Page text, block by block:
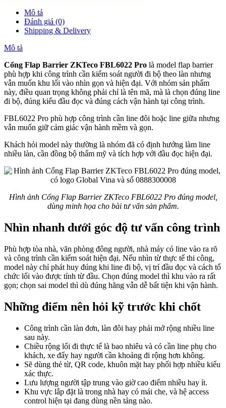
Mô tả
Đánh giá (0)
Shipping & Delivery
Mô tả
Cổng Flap Barrier ZKTeco FBL6022 Pro là model flap barrier
phù hợp khi công trình cần kiểm soát người đi bộ theo làn nhưng
vẫn muốn khu lối vào nhìn gọn và hiện đại. Với nhóm sản phẩm
này, điều quan trọng không phải chỉ là tên mã, mà là chọn đúng line
đi bộ, đúng kiểu đầu đọc và đúng cách vận hành tại công trình.
FBL6022 Pro phù hợp công trình cần line đôi hoặc line giữa nhưng
vẫn muốn giữ cảm giác vận hành mềm và gọn.
Khách hỏi model này thường là nhóm đã có định hướng làm line
nhiều làn, cần đồng bộ thẩm mỹ và tích hợp với đầu đọc hiện đại.
Hình ảnh Cổng Flap Barrier ZKTeco FBL6022 Pro đúng model,
dùng minh họa cho bài tư vấn sản phẩm.
Nhìn nhanh dưới góc độ tư vấn công trình
Phù hợp tòa nhà, văn phòng đông người, nhà máy có line vào ra rõ
và công trình cần kiểm soát hiện đại. Nếu nhìn từ thực tế thi công,
model này chỉ phát huy đúng khi line đi bộ, vị trí đầu đọc và cách tổ
chức lối vào được tính từ đầu. Chọn đúng model thì khu vào ra rất
gọn; chọn sai model thì dù đúng hãng vẫn dễ bất tiện khi vận hành.
Những điểm nên hỏi kỹ trước khi chốt
Công trình cần làn đơn, làn đôi hay phải mở rộng nhiều line
sau này.
Chiều rộng lối đi thực tế là bao nhiêu và có cần line phụ cho
khách, xe đẩy hay người cần khoảng đi rộng hơn không.
Sẽ dùng thẻ từ, QR code, khuôn mặt hay phối hợp nhiều kiểu
xác thực.
Lưu lượng người tập trung vào giờ cao điểm nhiều hay ít.
Khu vực lắp đặt là trong nhà hay có mái che, và hệ access
control hiện tại đang dùng nền tảng nào.